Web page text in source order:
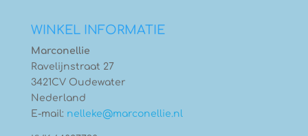
WINKEL INFORMATIE
Marconellie
Ravelijnstraat 27
3421CV Oudewater
Nederland
E-mail: nelleke@marconellie.nl